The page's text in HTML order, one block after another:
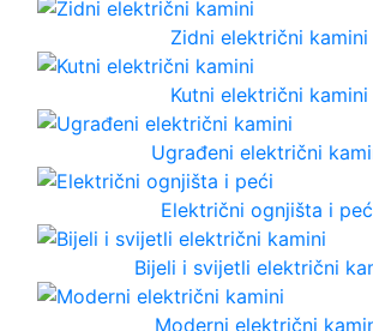
Zidni električni kamini
Kutni električni kamini
Ugrađeni električni
Električni ognjišta i
Bijeli i svijetli električni
Moderni električni